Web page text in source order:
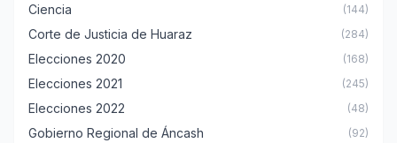
Ciencia (144)
Corte de Justicia de Huaraz (284)
Elecciones 2020 (168)
Elecciones 2021 (245)
Elecciones 2022 (48)
Gobierno Regional de Áncash (92)